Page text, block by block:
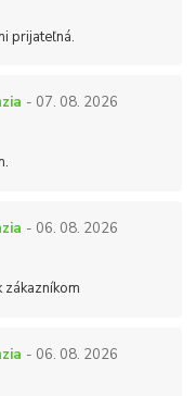
prijateľná.
- 07. 08. 2026
- 06. 08. 2026
- 06. 08. 2026